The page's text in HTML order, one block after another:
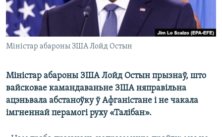
Міністар абароны ЗША Лойд Остын
Міністар абароны ЗША Лойд Остын прызнаў, што
вайсковае камандаваньне ЗША няправільна
ацэньвала абстаноўку ў Афганістане і не чакала
імгненнай перамогі руху «Талібан».